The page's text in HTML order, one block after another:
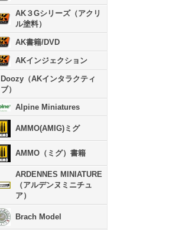
AK３Gシリーズ（アクリ
ル塗料）
AK書籍/DVD
AKインジェクション
Doozy（AKインタラクティ
ブ）
Alpine Miniatures
AMMO(AMIG)ミグ
AMMO（ミグ）書籍
ARDENNES MINIATURE
（アルデンヌミニチュ
ア）
Brach Model